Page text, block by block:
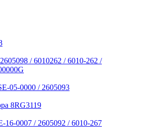
/ 6010262 / 6010-262 /
05-0000 / 2605093
8RG3119
16-0007 / 2605092 / 6010-267